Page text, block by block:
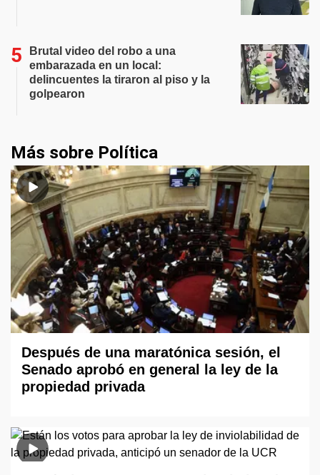
Brutal video del robo a una
embarazada en un local:
delincuentes la tiraron al piso y la
golpearon
Más sobre Política
Después de una maratónica sesión, el
Senado aprobó en general la ley de la
propiedad privada